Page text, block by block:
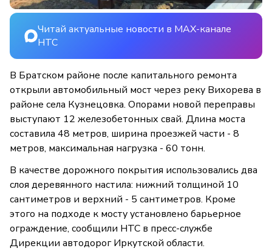
Читай актуальные новости в MAX-канале
НТС
В Братском районе после капитального ремонта
открыли автомобильный мост через реку Вихорева в
районе села Кузнецовка. Опорами новой переправы
выступают 12 железобетонных свай. Длина моста
составила 48 метров, ширина проезжей части - 8
метров, максимальная нагрузка - 60 тонн.
В качестве дорожного покрытия использовались два
слоя деревянного настила: нижний толщиной 10
сантиметров и верхний - 5 сантиметров. Кроме
этого на подходе к мосту установлено барьерное
ограждение, сообщили НТС в пресс-службе
Дирекции автодорог Иркутской области.